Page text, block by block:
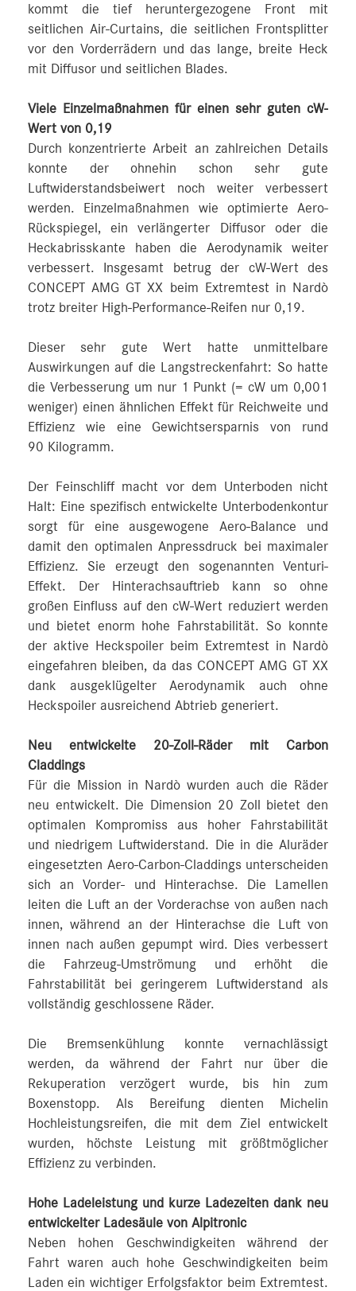
kommt die tief heruntergezogene Front mit
seitlichen Air-Curtains, die seitlichen Frontsplitter
vor den Vorderrädern und das lange, breite Heck
mit Diffusor und seitlichen Blades.
Viele Einzelmaßnahmen für einen sehr guten cW-
Wert von 0,19
Durch konzentrierte Arbeit an zahlreichen Details
konnte der ohnehin schon sehr gute
Luftwiderstandsbeiwert noch weiter verbessert
werden. Einzelmaßnahmen wie optimierte Aero-
Rückspiegel, ein verlängerter Diffusor oder die
Heckabrisskante haben die Aerodynamik weiter
verbessert. Insgesamt betrug der cW-Wert des
CONCEPT AMG GT XX beim Extremtest in Nardò
trotz breiter High-Performance-Reifen nur 0,19.
Dieser sehr gute Wert hatte unmittelbare
Auswirkungen auf die Langstreckenfahrt: So hatte
die Verbesserung um nur 1 Punkt (= cW um 0,001
weniger) einen ähnlichen Effekt für Reichweite und
Effizienz wie eine Gewichtsersparnis von rund
90 Kilogramm.
Der Feinschliff macht vor dem Unterboden nicht
Halt: Eine spezifisch entwickelte Unterbodenkontur
sorgt für eine ausgewogene Aero-Balance und
damit den optimalen Anpressdruck bei maximaler
Effizienz. Sie erzeugt den sogenannten Venturi-
Effekt. Der Hinterachsauftrieb kann so ohne
großen Einfluss auf den cW‑Wert reduziert werden
und bietet enorm hohe Fahrstabilität. So konnte
der aktive Heckspoiler beim Extremtest in Nardò
eingefahren bleiben, da das CONCEPT AMG GT XX
dank ausgeklügelter Aerodynamik auch ohne
Heckspoiler ausreichend Abtrieb generiert.
Neu entwickelte 20-Zoll-Räder mit Carbon
Claddings
Für die Mission in Nardò wurden auch die Räder
neu entwickelt. Die Dimension 20 Zoll bietet den
optimalen Kompromiss aus hoher Fahrstabilität
und niedrigem Luftwiderstand. Die in die Aluräder
eingesetzten Aero-Carbon-Claddings unterscheiden
sich an Vorder- und Hinterachse. Die Lamellen
leiten die Luft an der Vorderachse von außen nach
innen, während an der Hinterachse die Luft von
innen nach außen gepumpt wird. Dies verbessert
die Fahrzeug-Umströmung und erhöht die
Fahrstabilität bei geringerem Luftwiderstand als
vollständig geschlossene Räder.
Die Bremsenkühlung konnte vernachlässigt
werden, da während der Fahrt nur über die
Rekuperation verzögert wurde, bis hin zum
Boxenstopp. Als Bereifung dienten Michelin
Hochleistungsreifen, die mit dem Ziel entwickelt
wurden, höchste Leistung mit größtmöglicher
Effizienz zu verbinden.
Hohe Ladeleistung und kurze Ladezeiten dank neu
entwickelter Ladesäule von Alpitronic
Neben hohen Geschwindigkeiten während der
Fahrt waren auch hohe Geschwindigkeiten beim
Laden ein wichtiger Erfolgsfaktor beim Extremtest.